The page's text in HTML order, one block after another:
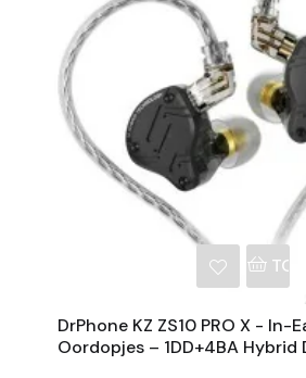
DrPhone KZ ZS10 PRO X - In-
Oordopjes – 1DD+4BA Hybrid